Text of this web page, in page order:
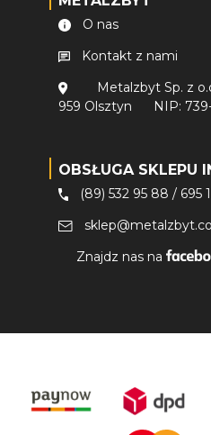
O nas
Kontakt z nami
Metalzbyt Sp. z
959 Olsztyn
NIP:
OBSŁUGA SKLEPU
(89) 532 95 88 / 695
Znajdz nas na